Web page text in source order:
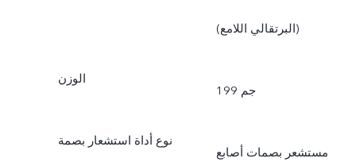
(البرتقالي اللامع)
الوزن
199 جم
نوع أداة استشعار بصمة
مستشعر بصمات أصابع